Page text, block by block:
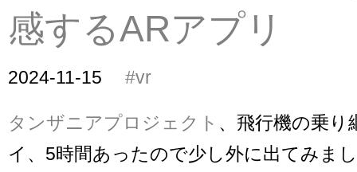
感するARアプリ
2024-11-15 #vr
タンザニアプロジェクト 、飛行機の乗り
イ、5時間あったので少し外に出てみま